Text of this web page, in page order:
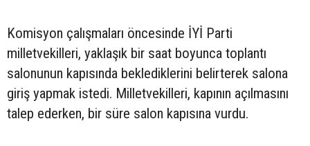
Komisyon çalışmaları öncesinde İYİ Parti
milletvekilleri, yaklaşık bir saat boyunca toplantı
salonunun kapısında beklediklerini belirterek salona
giriş yapmak istedi. Milletvekilleri, kapının açılmasını
talep ederken, bir süre salon kapısına vurdu.